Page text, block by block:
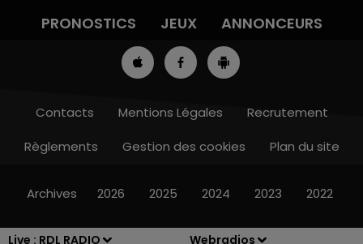
Live : RDL RADIO Webradios
7h00 - 10h00
PRONOSTICS
JEUX ANNONCEURS
Contacts Mentions Légales
Recrutement
Règlements
Gestion des cookies Plan du site
Archives 2026 2025 2024 2023 2022